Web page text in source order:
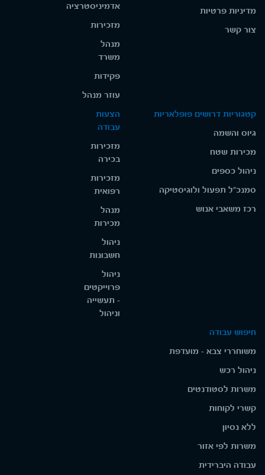
מדיניות פרטיות
צור קשר
אדמיניסטרציה
מזכירות
מנהל
משרד
פקידות
עוזר מנהל
קטגוריות דרושים פופלאריות
גיוס והשמה
מכירות שטח
ניהול כספים
סמנכ"ל תפעול ולוגיסטיקה
רכז משאבי אנוש
הצעות
עבודה
מזכירות
בכירה
מזכירות
רפואית
מנהל
מכירות
ניהול
חשבונות
ניהול
פרוייקטים
- תעשייה
וניהול
חיפוש עבודה
משוחררי צבא - מועדפת
ניהול רכש
משרות לסטודנטים
קשרי לקוחות
ללא נסיון
משרות לפי אזור
עבודה היברידית